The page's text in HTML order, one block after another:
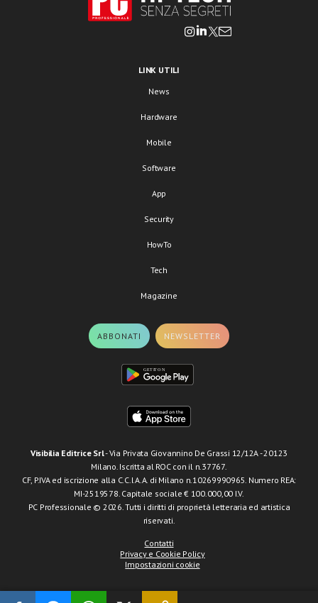
LINK UTILI
News
Hardware
Mobile
Software
App
Security
HowTo
Tech
Magazine
ABBONATI NEWSLETTER
Visibilia Editrice Srl- Via Privata Giovannino De Grassi 12/12A - 20123
Milano. Iscritta al ROC con il n.37767.
CF, P.IVA ed iscrizione alla C.C.I.A.A. di Milano n.10269990965. Numero REA:
MI-2519578. Capitale sociale € 100.000,00 I.V.
PC Professionale © 2026. Tutti i diritti di proprietà letteraria ed artistica
riservati.
Contatti
Privacy e Cookie Policy
Impostazioni cookie